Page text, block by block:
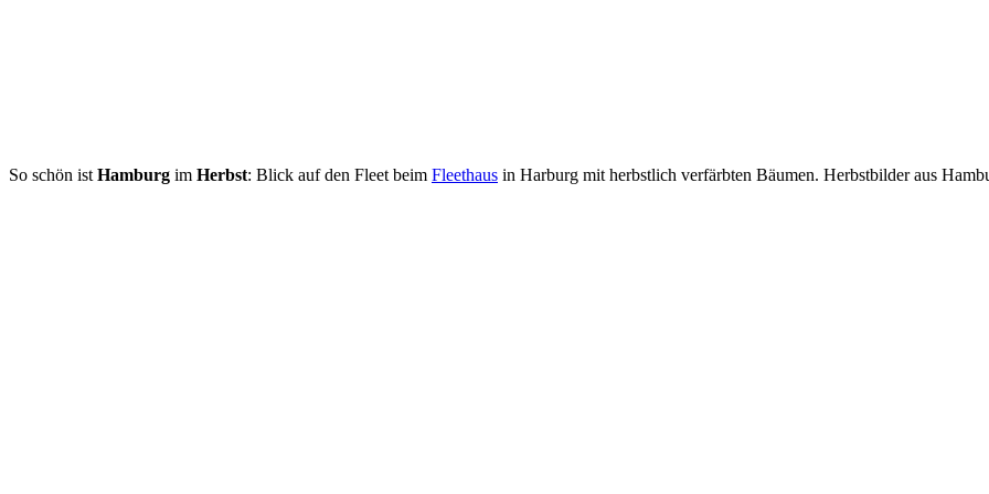
So schön ist Hamburg im Herbst: Blick auf den Fleet beim Fleethaus in Harburg mit herbstlich verfärbten Bäumen. Herbstbilder aus